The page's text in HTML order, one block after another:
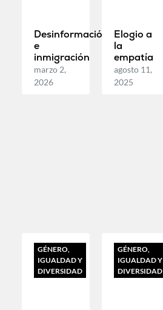
Desinformación
e
inmigración
marzo 2,
2026
Elogio a
la
empatía
agosto 11,
2025
GÉNERO,
IGUALDAD Y
DIVERSIDAD
GÉNERO,
IGUALDAD Y
DIVERSIDAD